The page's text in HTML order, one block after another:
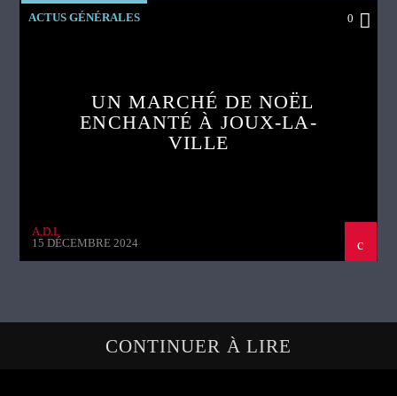
ACTUS GÉNÉRALES 0
UN MARCHÉ DE NOËL
ENCHANTÉ À JOUX-LA-
VILLE
A.D.L
15 DÉCEMBRE 2024
CONTINUER À LIRE